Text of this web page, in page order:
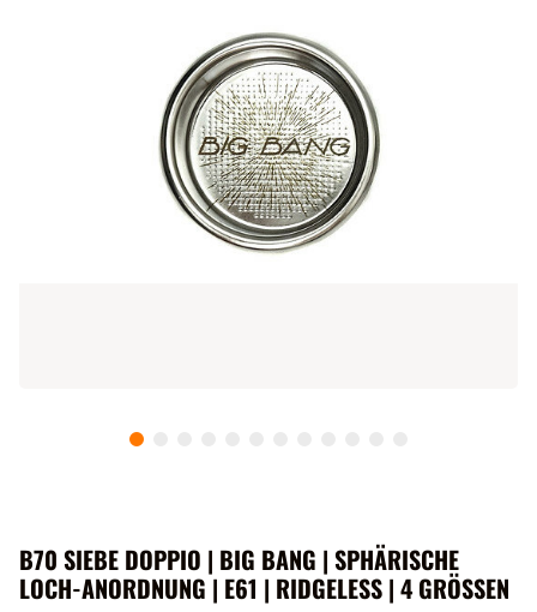
B70 SIEBE DOPPIO | BIG BANG | SPHÄRISCHE
LOCH-ANORDNUNG | E61 | RIDGELESS | 4 GRÖSSEN